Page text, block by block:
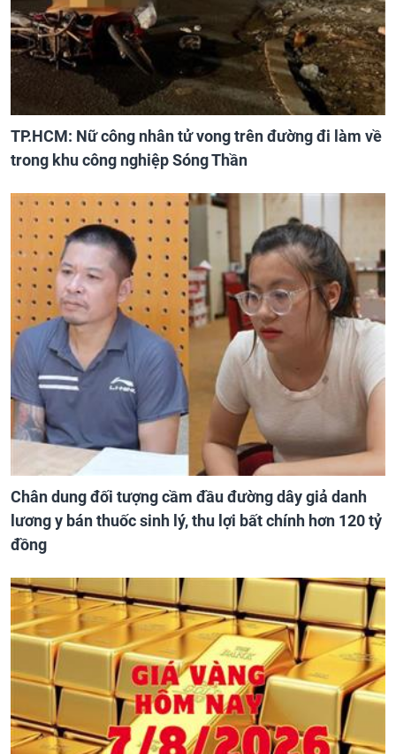
TP.HCM: Nữ công nhân tử vong trên đường đi làm về
trong khu công nghiệp Sóng Thần
Chân dung đối tượng cầm đầu đường dây giả danh
lương y bán thuốc sinh lý, thu lợi bất chính hơn 120 tỷ
đồng